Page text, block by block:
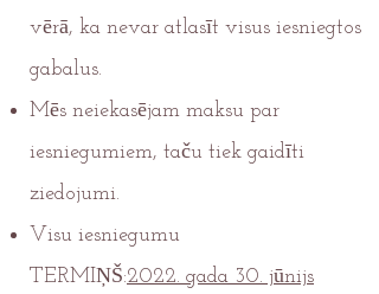
vērā, ka nevar atlasīt visus iesniegtos
gabalus.
Mēs neiekasējam maksu par
iesniegumiem, taču tiek gaidīti
ziedojumi.
Visu iesniegumu
TERMIŅŠ:2022. gada 30. jūnijs